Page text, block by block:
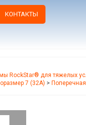
КОНТАКТЫ
RockStar® для тяжелых
7 (32A) >